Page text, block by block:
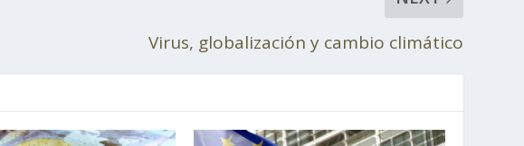
Virus, globalización y cambio climático